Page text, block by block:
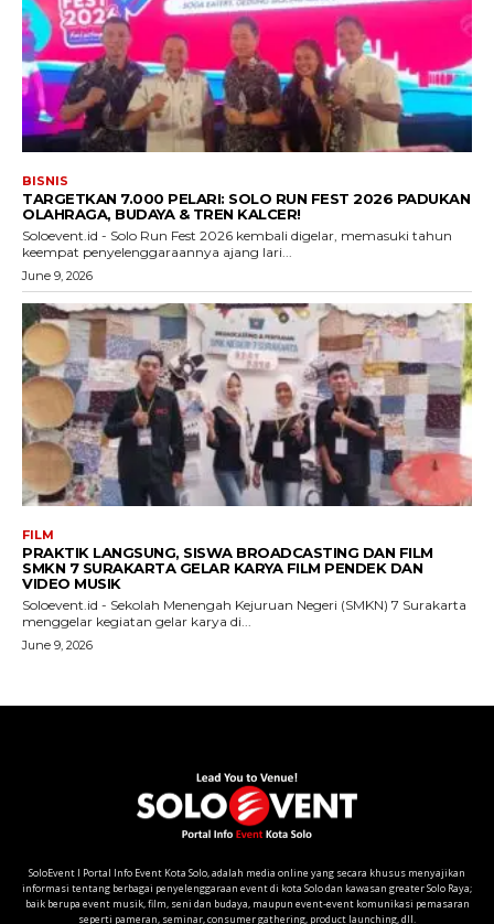
SoloEvent I Portal Info Event Kota Solo, adalah media online yang secara khusus menyajikan
informasi tentang berbagai penyelenggaraan event di kota Solo dan kawasan greater Solo Raya;
baik berupa event musik, film, seni dan budaya, maupun event-event komunikasi pemasaran
seperti pameran, seminar, consumer gathering, product launching, dll.